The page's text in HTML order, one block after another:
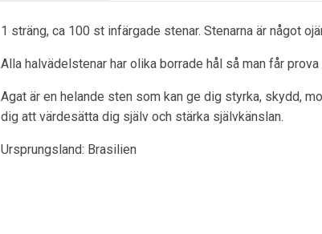
1 sträng, ca 100 st infärgade stenar. Stenarna är något
Alla halvädelstenar har olika borrade hål så man får
Agat är en helande sten som kan ge dig styrka, skydd,
dig att värdesätta dig själv och stärka självkänslan.
Ursprungsland: Brasilien